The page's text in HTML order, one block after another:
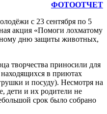
ФОТООТЧЕТ
с 23 сентября по 5
акция «Помоги лохматому
дню защиты животных,
творчества приносили для
в приютах
и посуду). Несмотря на
дети и их родители не
срок было собрано